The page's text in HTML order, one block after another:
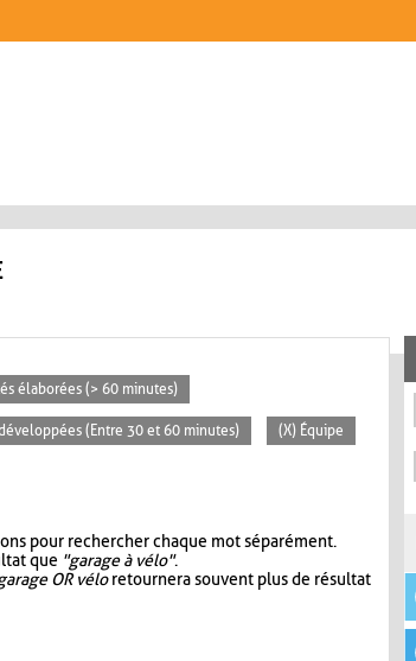
élaborées (> 60 minutes)
(Entre 30 et 60 minutes) (X) Équipe
pour rechercher chaque mot séparément.
que "garage à vélo".
OR véloretournera souvent plus de résultat